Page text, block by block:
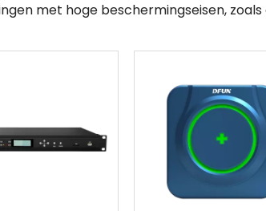
met hoge beschermingseisen,